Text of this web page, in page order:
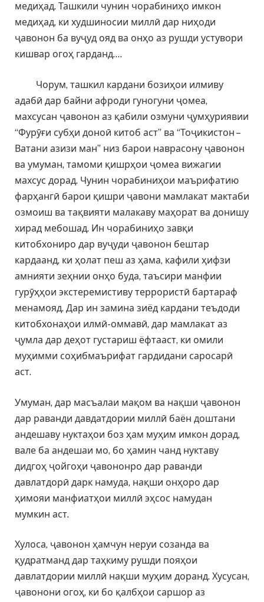
медиҳад. Ташкили чунин чорабиниҳо имкон
медиҳад, ки худшиносии миллӣ дар ниҳоди
ҷавонон ба вуҷуд ояд ва онҳо аз рушди устувори
кишвар огоҳ гарданд….
Чорум, ташкил кардани бозиҳои илмиву
адабӣ дар байни афроди гуногуни ҷомеа,
махсусан ҷавонон аз қабили озмуни ҷумҳуриявии
“Фурӯғи субҳи доноӣ китоб аст” ва “Тоҷикистон –
Ватани азизи ман” низ барои наврасону ҷавонон
ва умуман, тамоми қишрҳои ҷомеа вижагии
махсус дорад. Чунин чорабиниҳои маърифатию
фарҳангӣ барои қишри ҷавони мамлакат мактаби
озмоиш ва тақвияти малакаву маҳорат ва донишу
хирад мебошад. Ин чорабиниҳо завқи
китобхониро дар вуҷуди ҷавонон бештар
кардаанд, ки ҳолат пеш аз ҳама, кафили ҳифзи
амнияти зеҳнии онҳо буда, таъсири манфии
гурӯҳҳои экстеремистиву террористӣ бартараф
менамояд. Дар ин замина зиёд кардани теъдоди
китобхонаҳои илмӣ-оммавӣ, дар мамлакат аз
ҷумла дар деҳот густариш ёфтааст, ки омили
муҳимми соҳибмаърифат гардидани саросарӣ
аст.
Умуман, дар масъалаи мақом ва нақши ҷавонон
дар раванди давдатдории миллӣ баён доштани
андешаву нуктаҳои боз ҳам муҳим имкон дорад,
вале ба андешаи мо, бо ҳамин чанд нуктаву
дидгоҳ ҷойгоҳи ҷавононро дар раванди
давлатдорӣ дарк намуда, нақши онҳоро дар
ҳимояи манфиатҳои миллӣ эҳсос намудан
мумкин аст.
Хулоса, ҷавонон ҳамчун неруи созанда ва
қудратманд дар таҳкиму рушди пояҳои
давлатдории миллӣ нақши муҳим доранд. Хусусан,
ҷавонони огоҳ, ки бо қалбҳои саршор аз